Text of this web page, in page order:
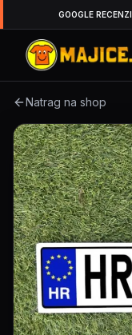
GOOGLE
Natrag na shop